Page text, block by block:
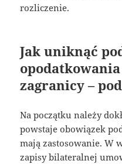
rozliczenie.
Jak uniknąć
zagranicy –
Na początku należy
powstaje obowiązek
mają zastosowanie. W
zapisy bilateralnej